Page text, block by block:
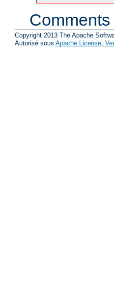
Copyright 2013 The Apache
Autorisé sous Apache License,